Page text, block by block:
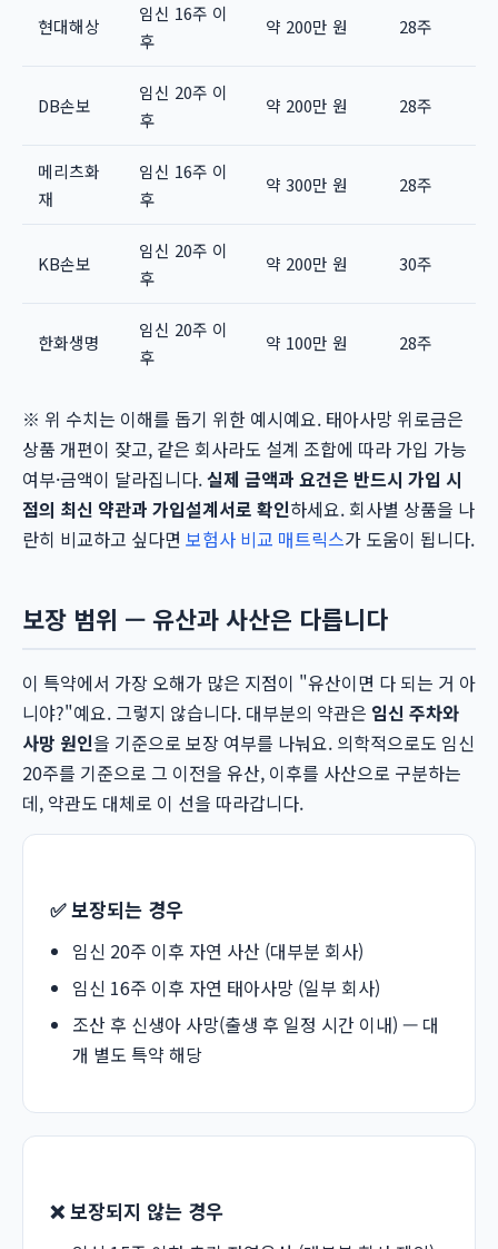
현대해상
임신 16주 이
후
약 200만 원 28주
DB손보
임신 20주 이
후
약 200만 원 28주
메리츠화
재
임신 16주 이
후
약 300만 원 28주
KB손보
임신 20주 이
후
약 200만 원 30주
한화생명
임신 20주 이
후
약 100만 원 28주
※ 위 수치는 이해를 돕기 위한 예시예요. 태아사망 위로금은
상품 개편이 잦고, 같은 회사라도 설계 조합에 따라 가입 가능
여부·금액이 달라집니다.실제 금액과 요건은 반드시 가입 시
점의 최신 약관과 가입설계서로 확인하세요. 회사별 상품을 나
란히 비교하고 싶다면 보험사 비교 매트릭스가 도움이 됩니다.
보장 범위 — 유산과 사산은 다릅니다
이 특약에서 가장 오해가 많은 지점이 "유산이면 다 되는 거 아
니야?"예요. 그렇지 않습니다. 대부분의 약관은 임신 주차와
사망 원인을 기준으로 보장 여부를 나눠요. 의학적으로도 임신
20주를 기준으로 그 이전을 유산, 이후를 사산으로 구분하는
데, 약관도 대체로 이 선을 따라갑니다.
✅ 보장되는 경우
임신 20주 이후 자연 사산 (대부분 회사)
임신 16주 이후 자연 태아사망 (일부 회사)
조산 후 신생아 사망(출생 후 일정 시간 이내) — 대
개 별도 특약 해당
❌ 보장되지 않는 경우